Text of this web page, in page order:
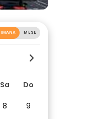
MESE
Sa Do
8 9